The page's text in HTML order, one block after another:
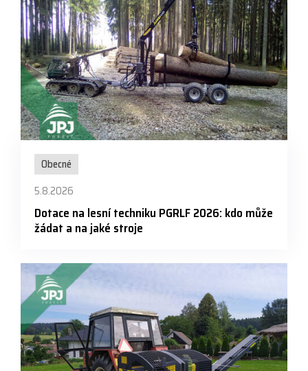
Obecné
5.8.2026
Dotace na lesní techniku PGRLF 2026: kdo může
žádat a na jaké stroje